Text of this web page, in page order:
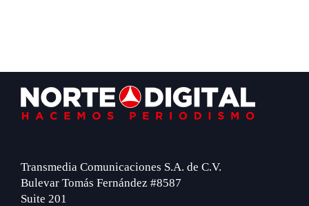
Footer
Transmedia Comunicaciones S.A. de C.V.
Bulevar Tomás Fernández #8587
Suite 201